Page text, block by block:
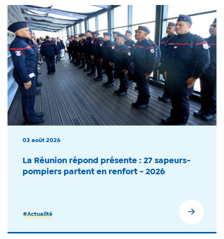
03 août 2026
La Réunion répond présente : 27 sapeurs-
pompiers partent en renfort - 2026
#Actualité